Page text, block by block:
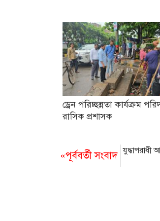
ড্রেন পরিচ্ছন্নতা কার্যক্রম
রাসিক প্রশাসক
«পূর্ববর্তী সংবাদ যুদ্ধাপরাধী